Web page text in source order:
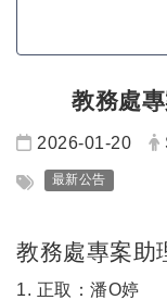
教務處
日期：
2026-01-20
標籤：
最新公告
教務處專案助
1. 正取：潘O婷